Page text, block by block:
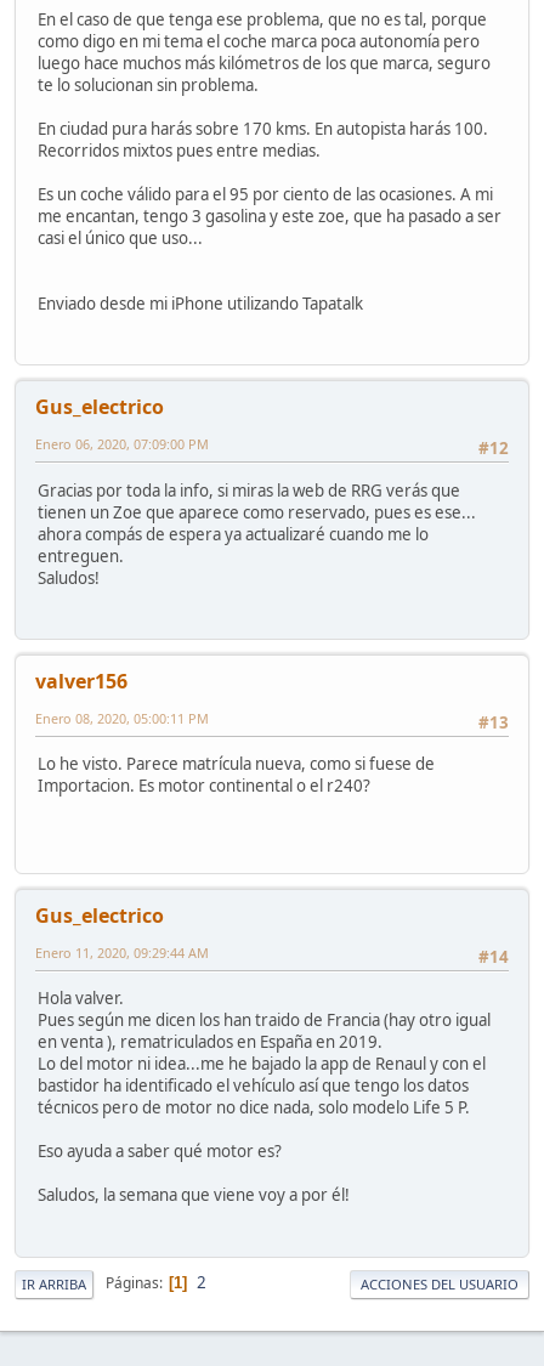
En el caso de que tenga ese problema, que no es tal, porque
como digo en mi tema el coche marca poca autonomía pero
luego hace muchos más kilómetros de los que marca, seguro
te lo solucionan sin problema.
En ciudad pura harás sobre 170 kms. En autopista harás 100.
Recorridos mixtos pues entre medias.
Es un coche válido para el 95 por ciento de las ocasiones. A mi
me encantan, tengo 3 gasolina y este zoe, que ha pasado a ser
casi el único que uso...
Enviado desde mi iPhone utilizando Tapatalk
Gus_electrico
#12
Enero 06, 2020, 07:09:00 PM
Gracias por toda la info, si miras la web de RRG verás que
tienen un Zoe que aparece como reservado, pues es ese...
ahora compás de espera ya actualizaré cuando me lo
entreguen.
Saludos!
valver156
#13
Enero 08, 2020, 05:00:11 PM
Lo he visto. Parece matrícula nueva, como si fuese de
Importacion. Es motor continental o el r240?
Gus_electrico
#14
Enero 11, 2020, 09:29:44 AM
Hola valver.
Pues según me dicen los han traido de Francia (hay otro igual
en venta ), rematriculados en España en 2019.
Lo del motor ni idea...me he bajado la app de Renaul y con el
bastidor ha identificado el vehículo así que tengo los datos
técnicos pero de motor no dice nada, solo modelo Life 5 P.
Eso ayuda a saber qué motor es?
Saludos, la semana que viene voy a por él!
IR ARRIBA Páginas 1 2 ACCIONES DEL USUARIO